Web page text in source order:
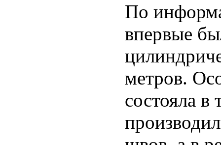
По
впервые
метров.
состояла в